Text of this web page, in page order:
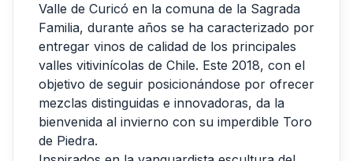
Valle de Curicó en la comuna de la Sagrada
Familia, durante años se ha caracterizado por
entregar vinos de calidad de los principales
valles vitivinícolas de Chile. Este 2018, con el
objetivo de seguir posicionándose por ofrecer
mezclas distinguidas e innovadoras, da la
bienvenida al invierno con su imperdible Toro
de Piedra.